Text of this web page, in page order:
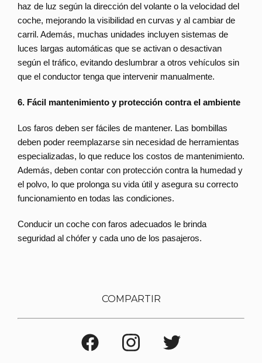
haz de luz según la dirección del volante o la velocidad del
coche, mejorando la visibilidad en curvas y al cambiar de
carril. Además, muchas unidades incluyen sistemas de
luces largas automáticas que se activan o desactivan
según el tráfico, evitando deslumbrar a otros vehículos sin
que el conductor tenga que intervenir manualmente.
6. Fácil mantenimiento y protección contra el ambiente
Los faros deben ser fáciles de mantener. Las bombillas
deben poder reemplazarse sin necesidad de herramientas
especializadas, lo que reduce los costos de mantenimiento.
Además, deben contar con protección contra la humedad y
el polvo, lo que prolonga su vida útil y asegura su correcto
funcionamiento en todas las condiciones.
Conducir un coche con faros adecuados le brinda
seguridad al chófer y cada uno de los pasajeros.
COMPARTIR